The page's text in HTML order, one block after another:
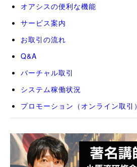
オアシスの便利な機能
サービス案内
お取引の流れ
Q&A
バーチャル取引
システム稼働状況
プロモーション（オンライン取引）